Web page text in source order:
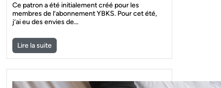
Ce patron a été initialement créé pour les
membres de l’abonnement YBKS. Pour cet été,
j’ai eu des envies de…
Lire la suite